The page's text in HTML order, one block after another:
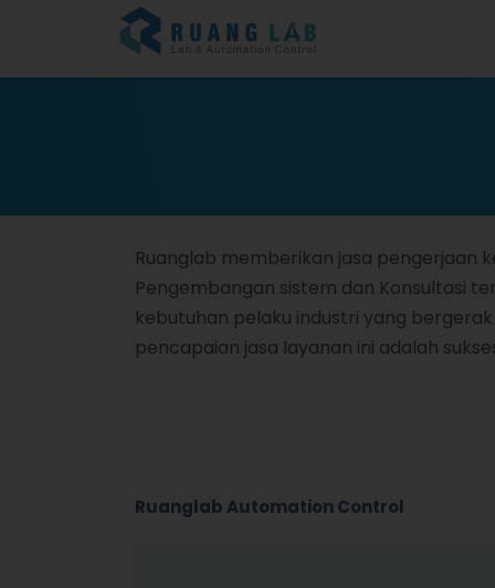
Ruanglab memberikan jasa pengerjaan
Pengembangan sistem dan Konsultasi
kebutuhan pelaku industri yang
pencapaian jasa layanan ini adalah
Ruanglab Automation Control